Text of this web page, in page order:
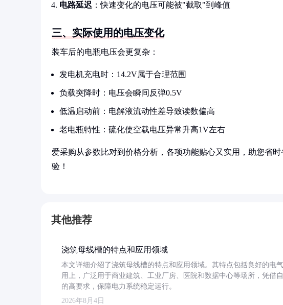
电路延迟 ：快速变化的电压可能被"截取"到峰值
三、实际使用的电压变化
装车后的电瓶电压会更复杂：
发电机充电时：14.2V属于合理范围
负载突降时：电压会瞬间反弹0.5V
低温启动前：电解液流动性差导致读数偏高
老电瓶特性：硫化使空载电压异常升高1V左右
爱采购从参数比对到价格分析，各项功能贴心又实用，助您省
验！
其他推荐
浇筑母线槽的特点和应用领域
本文详细介绍了浇筑母线槽的特点和应用领域。其特点包括良好的电
用上，广泛用于商业建筑、工业厂房、医院和数据中心等场所，凭借
的高要求，保障电力系统稳定运行。
2026年8月4日